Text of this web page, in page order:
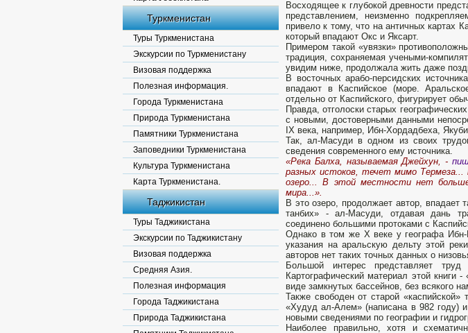
Туркменистан
Туры Туркменистана
Экскурсии по Туркменистану
Визовая поддержка
Полезная информация.
Города Туркменистана
Природа Туркменистана
Памятники Туркменистана
Заповедники Туркменистана
Культура Туркменистана
Карта Туркменистана.
Таджикистан
Туры Таджикистана
Экскурсии по Таджикистану
Визовая поддержка
Средняя Азия.
Полезная информация
Города Таджикистана
Природа Таджикистана
Восходящее к глубокой древности
представлением, неизменно
привело к тому, что на античных картах
который впадают Окс и Яксарт.
Примером такой «увязки»
традиция, сохраняемая учеными-
увидим ниже, продолжала жить даже
В восточных арабо-персидских
впадают в Каспий­ское (море.
отдельно от Каспийского, фигурирует
Правда, отголоски старых
с новыми, достоверными данными
IX века, например, Ибн-Хордадбеха,
Так, ал-Масуди в одном из своих
сведения современного ему источника.
«Река Балха, назы­ваемая Джейхун, -
разных истоков, течет мимо Термеза...
озеро... В этой местности нет
мира...».
В это озеро, продолжает автор,
танбих» - ал-Масуди, отдавая дань
соединено большими протоками с
Однако в том же X веке у географа
указания на аральскую дельту этой
авторов нет таких точных данных о
Большой интерес представляет
Картографический материал этой
виде замкнутых бассейнов, без всякого
Также свободен от старой «каспийской»
«Худуд ал-Алем» (написана в 982 году)
новыми сведениями по географии и
Наиболее правильно, хотя и